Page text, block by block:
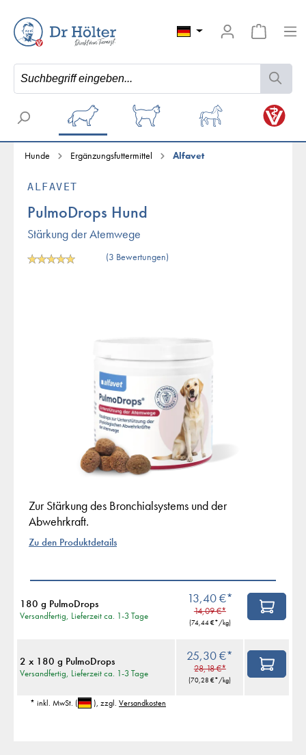
Hunde Ergänzungsfuttermittel Alfavet
ALFAVET
PulmoDrops Hund
Stärkung der Atemwege
(3 Bewertungen)
Zur Stärkung des Bronchialsystems und der
Abwehrkraft.
Zu den Produktdetails
180 g PulmoDrops
Versandfertig, Lieferzeit ca. 1-3 Tage
13,40 €*
14,09 €*
(74,44 €*/kg)
2 x 180 g PulmoDrops
Versandfertig, Lieferzeit ca. 1-3 Tage
25,30 €*
28,18 €*
(70,28 €*/kg)
* inkl. MwSt. ( ), zzgl. Versandkosten